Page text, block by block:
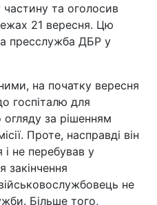
та оголосив
21 вересня. Цю
пресслужба ДБР у
на початку вересня
госпіталю для
за рішенням
Проте, насправді він
не перебував у
закінчення
не
Більше того,